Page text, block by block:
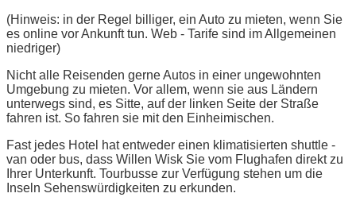
(Hinweis: in der Regel billiger, ein Auto zu mieten, wenn Sie
es online vor Ankunft tun. Web - Tarife sind im Allgemeinen
niedriger)
Nicht alle Reisenden gerne Autos in einer ungewohnten
Umgebung zu mieten. Vor allem, wenn sie aus Ländern
unterwegs sind, es Sitte, auf der linken Seite der Straße
fahren ist. So fahren sie mit den Einheimischen.
Fast jedes Hotel hat entweder einen klimatisierten shuttle -
van oder bus, dass Willen Wisk Sie vom Flughafen direkt zu
Ihrer Unterkunft. Tourbusse zur Verfügung stehen um die
Inseln Sehenswürdigkeiten zu erkunden.